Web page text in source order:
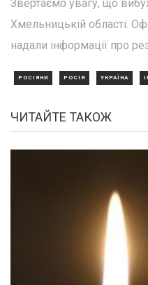
Звертаємо увагу, що
Хмельницькій області.
надали інформації про
РОСІЯНИ РОСІЯ УКРАЇНА
ЧИТАЙТЕ ТАКОЖ